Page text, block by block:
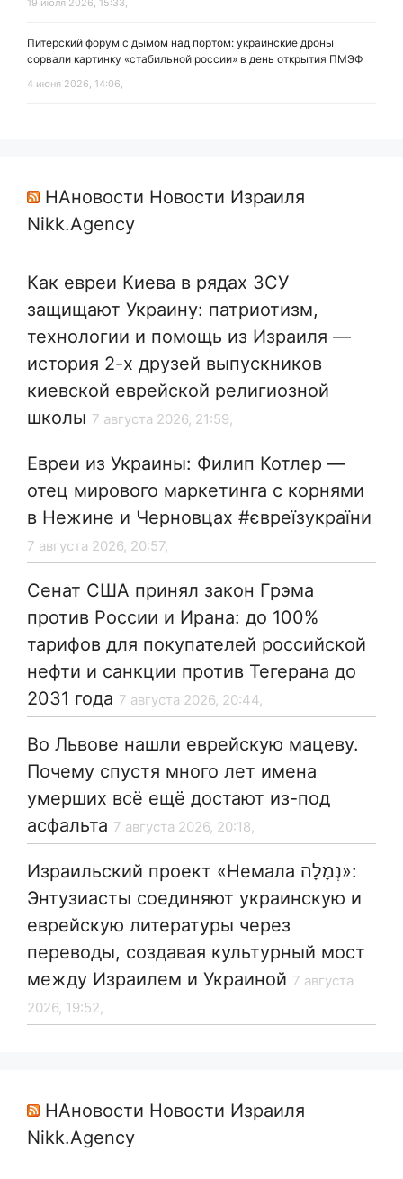
19 июля 2026, 15:33,
Питерский форум с дымом над портом: украинские дроны
сорвали картинку «стабильной россии» в день открытия ПМЭФ
4 июня 2026, 14:06,
НАновости Новости Израиля
Nikk.Agency
Как евреи Киева в рядах ЗСУ
защищают Украину: патриотизм,
технологии и помощь из Израиля —
история 2-х друзей выпускников
киевской еврейской религиозной
школы 7 августа 2026, 21:59,
Евреи из Украины: Филип Котлер —
отец мирового маркетинга с корнями
в Нежине и Черновцах #євреїзукраїни
7 августа 2026, 20:57,
Сенат США принял закон Грэма
против России и Ирана: до 100%
тарифов для покупателей российской
нефти и санкции против Тегерана до
2031 года 7 августа 2026, 20:44,
Во Львове нашли еврейскую мацеву.
Почему спустя много лет имена
умерших всё ещё достают из-под
асфальта 7 августа 2026, 20:18,
Израильский проект «Немала נְמָלָה»:
Энтузиасты соединяют украинскую и
еврейскую литературы через
переводы, создавая культурный мост
между Израилем и Украиной 7 августа
2026, 19:52,
НАновости Новости Израиля
Nikk.Agency